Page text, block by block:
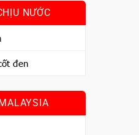
NƯỚC
đen